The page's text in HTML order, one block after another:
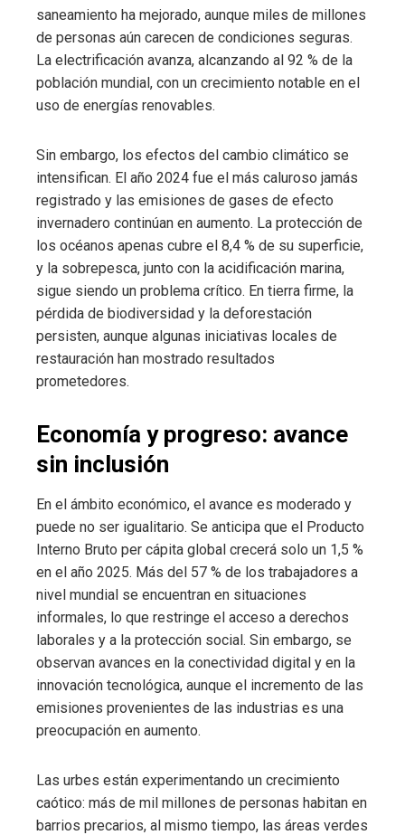
saneamiento ha mejorado, aunque miles de millones
de personas aún carecen de condiciones seguras.
La electrificación avanza, alcanzando al 92 % de la
población mundial, con un crecimiento notable en el
uso de energías renovables.
Sin embargo, los efectos del cambio climático se
intensifican. El año 2024 fue el más caluroso jamás
registrado y las emisiones de gases de efecto
invernadero continúan en aumento. La protección de
los océanos apenas cubre el 8,4 % de su superficie,
y la sobrepesca, junto con la acidificación marina,
sigue siendo un problema crítico. En tierra firme, la
pérdida de biodiversidad y la deforestación
persisten, aunque algunas iniciativas locales de
restauración han mostrado resultados
prometedores.
Economía y progreso: avance
sin inclusión
En el ámbito económico, el avance es moderado y
puede no ser igualitario. Se anticipa que el Producto
Interno Bruto per cápita global crecerá solo un 1,5 %
en el año 2025. Más del 57 % de los trabajadores a
nivel mundial se encuentran en situaciones
informales, lo que restringe el acceso a derechos
laborales y a la protección social. Sin embargo, se
observan avances en la conectividad digital y en la
innovación tecnológica, aunque el incremento de las
emisiones provenientes de las industrias es una
preocupación en aumento.
Las urbes están experimentando un crecimiento
caótico: más de mil millones de personas habitan en
barrios precarios, al mismo tiempo, las áreas verdes